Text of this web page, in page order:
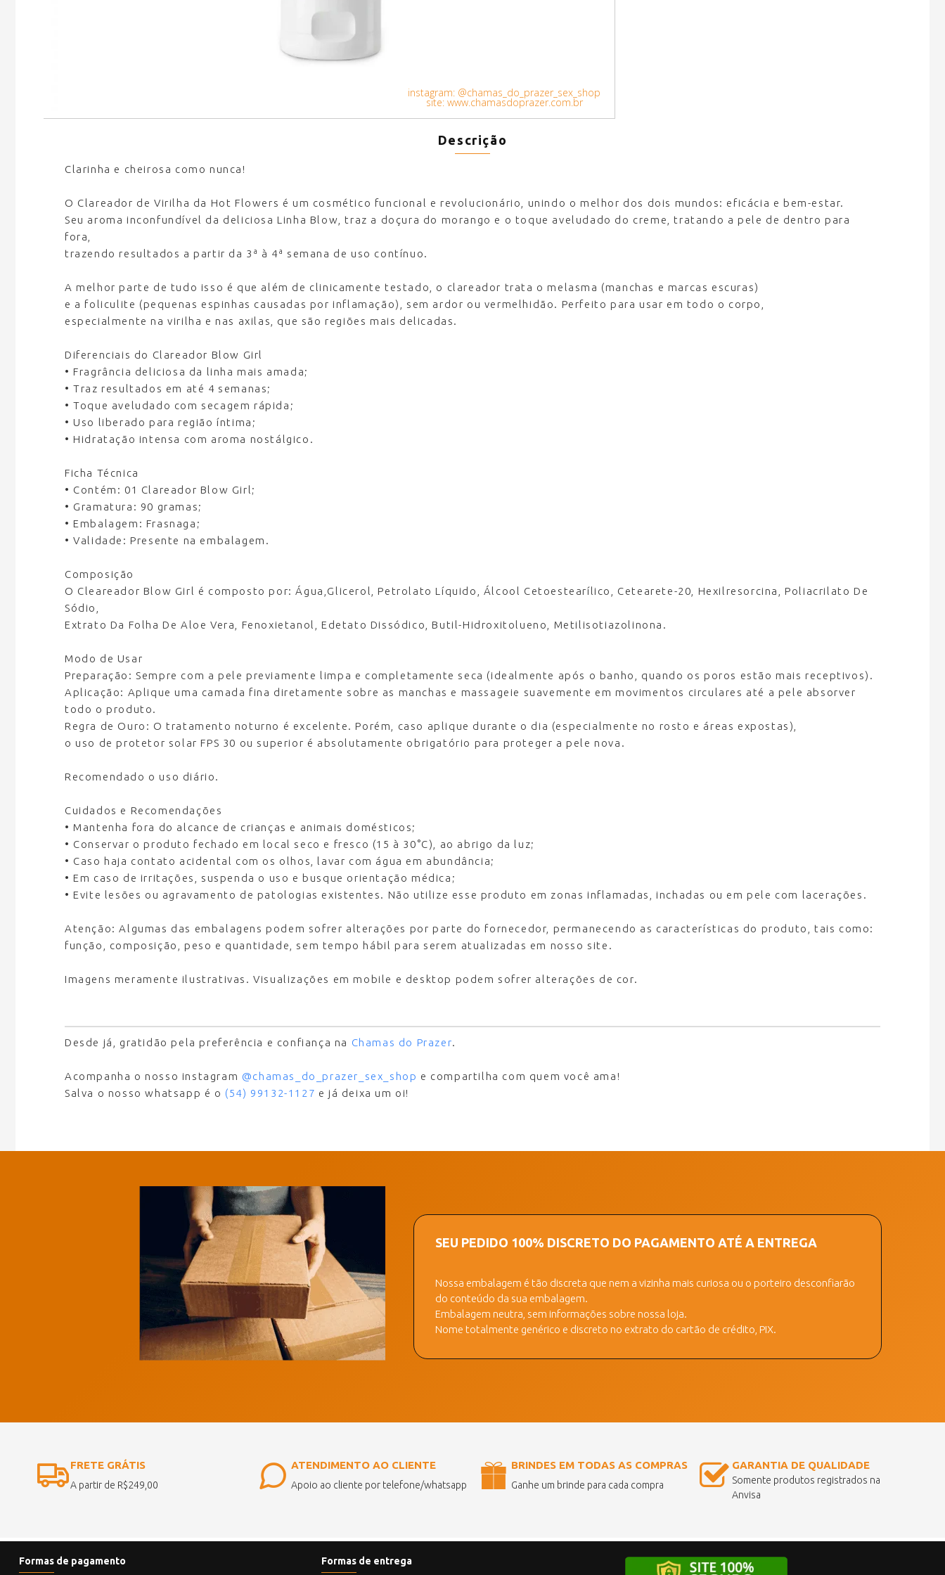
instagram: @chamas_do_prazer_sex_shop
site: www.chamasdoprazer.com.br
Descrição
Clarinha e cheirosa como nunca!
O Clareador de Virilha da Hot Flowers é um cosmético funcional e revolucionário, unindo o melhor dos dois mundos: eficácia e bem-estar.
Seu aroma inconfundível da deliciosa Linha Blow, traz a doçura do morango e o toque aveludado do creme, tratando a pele de dentro para
fora,
trazendo resultados a partir da 3ª à 4ª semana de uso contínuo.
A melhor parte de tudo isso é que além de clinicamente testado, o clareador trata o melasma (manchas e marcas escuras)
e a foliculite (pequenas espinhas causadas por inflamação), sem ardor ou vermelhidão. Perfeito para usar em todo o corpo,
especialmente na virilha e nas axilas, que são regiões mais delicadas.
Diferenciais do Clareador Blow Girl
• Fragrância deliciosa da linha mais amada;
• Traz resultados em até 4 semanas;
• Toque aveludado com secagem rápida;
• Uso liberado para região íntima;
• Hidratação intensa com aroma nostálgico.
Ficha Técnica
• Contém: 01 Clareador Blow Girl;
• Gramatura: 90 gramas;
• Embalagem: Frasnaga;
• Validade: Presente na embalagem.
Composição
O Cleareador Blow Girl é composto por: Água,Glicerol, Petrolato Líquido, Álcool Cetoestearílico, Cetearete-20, Hexilresorcina, Poliacrilato De
Sódio,
Extrato Da Folha De Aloe Vera, Fenoxietanol, Edetato Dissódico, Butil-Hidroxitolueno, Metilisotiazolinona.
Modo de Usar
Preparação: Sempre com a pele previamente limpa e completamente seca (idealmente após o banho, quando os poros estão mais receptivos).
Aplicação: Aplique uma camada fina diretamente sobre as manchas e massageie suavemente em movimentos circulares até a pele absorver
todo o produto.
Regra de Ouro: O tratamento noturno é excelente. Porém, caso aplique durante o dia (especialmente no rosto e áreas expostas),
o uso de protetor solar FPS 30 ou superior é absolutamente obrigatório para proteger a pele nova.
Recomendado o uso diário.
Cuidados e Recomendações
• Mantenha fora do alcance de crianças e animais domésticos;
• Conservar o produto fechado em local seco e fresco (15 à 30°C), ao abrigo da luz;
• Caso haja contato acidental com os olhos, lavar com água em abundância;
• Em caso de irritações, suspenda o uso e busque orientação médica;
• Evite lesões ou agravamento de patologias existentes. Não utilize esse produto em zonas inflamadas, inchadas ou em pele com lacerações.
Atenção: Algumas das embalagens podem sofrer alterações por parte do fornecedor, permanecendo as características do produto, tais como:
função, composição, peso e quantidade, sem tempo hábil para serem atualizadas em nosso site.
Imagens meramente ilustrativas. Visualizações em mobile e desktop podem sofrer alterações de cor.
Desde já, gratidão pela preferência e confiança na Chamas do Prazer.
Acompanha o nosso instagram @chamas_do_prazer_sex_shop e compartilha com quem você ama!
Salva o nosso whatsapp é o (54) 99132-1127 e já deixa um oi!
SEU PEDIDO 100% DISCRETO DO PAGAMENTO ATÉ A ENTREGA
Nossa embalagem é tão discreta que nem a vizinha mais curiosa ou o porteiro desconfiarão
do conteúdo da sua embalagem.
Embalagem neutra, sem informações sobre nossa loja.
Nome totalmente genérico e discreto no extrato do cartão de crédito, PIX.
FRETE GRÁTIS
A partir de R$249,00
ATENDIMENTO AO CLIENTE
Apoio ao cliente por telefone/whatsapp
BRINDES EM TODAS AS COMPRAS
Ganhe um brinde para cada compra
GARANTIA DE QUALIDADE
Somente produtos registrados na
Anvisa
Formas de pagamento Formas de entrega